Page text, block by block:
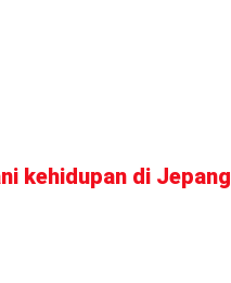
kehidupan di Jepang